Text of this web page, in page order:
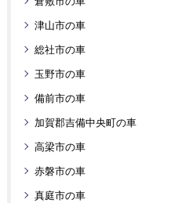
津山市の車
総社市の車
玉野市の車
備前市の車
加賀郡吉備中央町の車
高梁市の車
赤磐市の車
真庭市の車